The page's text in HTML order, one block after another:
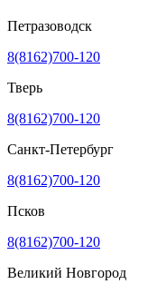
Петразоводск
8(8162)700-120
Тверь
8(8162)700-120
Санкт-Петербург
8(8162)700-120
Псков
8(8162)700-120
Великий Новгород